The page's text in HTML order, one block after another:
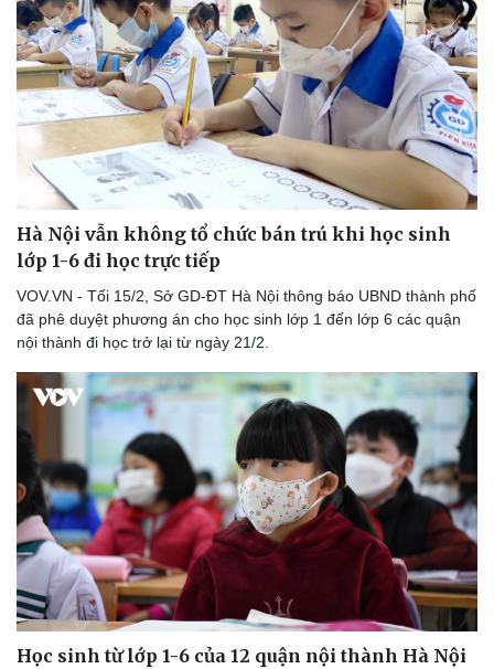
Doanh nghiệp
Thông tin doanh nghiệp
Doanh nghiệp 24h
Doanh nhân
Vì cộng đồng
Công nghệ
Sành điệu
Tin Công nghệ
Trải nghiệm
Chuyển đổi số
Hà Nội vẫn không tổ chức bán trú khi học sinh
lớp 1-6 đi học trực tiếp
VOV.VN - Tối 15/2, Sở GD-ĐT Hà Nội thông báo UBND thành phố
đã phê duyệt phương án cho học sinh lớp 1 đến lớp 6 các quận
nội thành đi học trở lại từ ngày 21/2.
Học sinh từ lớp 1-6 của 12 quận nội thành Hà Nội